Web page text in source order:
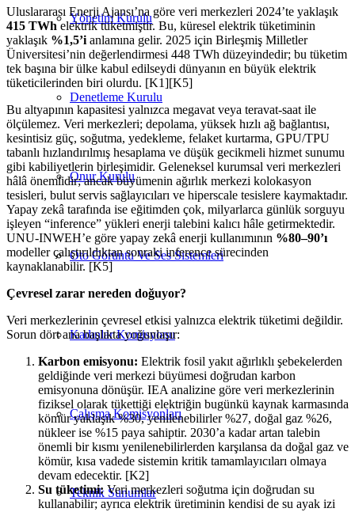
Yönetim Kurulu
Denetleme Kurulu
Onur Kurulu
Oto Görüntü Ve Ses Sistemleri
Kadınlar Komisyonu
Çalışma Komisyonları
Teknik Sunumlar
Uluslararası Enerji Ajansı’na göre veri merkezleri 2024’te yaklaşık
415 TWhelektrik tüketmiştir. Bu, küresel elektrik tüketiminin
yaklaşık %1,5’i anlamına gelir. 2025 için Birleşmiş Milletler
Üniversitesi’nin değerlendirmesi 448 TWh düzeyindedir; bu tüketim
tek başına bir ülke kabul edilseydi dünyanın en büyük elektrik
tüketicilerinden biri olurdu. [K1][K5]
Bu altyapının kapasitesi yalnızca megavat veya teravat-saat ile
ölçülemez. Veri merkezleri; depolama, yüksek hızlı ağ bağlantısı,
kesintisiz güç, soğutma, yedekleme, felaket kurtarma, GPU/TPU
tabanlı hızlandırılmış hesaplama ve düşük gecikmeli hizmet sunumu
gibi kabiliyetlerin birleşimidir. Geleneksel kurumsal veri merkezleri
hâlâ önemlidir; ancak büyümenin ağırlık merkezi kolokasyon
tesisleri, bulut servis sağlayıcıları ve hiperscale tesislere kaymaktadır.
Yapay zekâ tarafında ise eğitimden çok, milyarlarca günlük sorguyu
işleyen “inference” yükleri enerji talebini kalıcı hâle getirmektedir.
UNU-INWEH’e göre yapay zekâ enerji kullanımının %80–90’ı
modeller çalıştırıldıktan sonraki inference sürecinden
kaynaklanabilir. [K5]
Çevresel zarar nereden doğuyor?
Veri merkezlerinin çevresel etkisi yalnızca elektrik tüketimi değildir.
Sorun dört ana başlıkta yoğunlaşır:
Karbon emisyonu: Elektrik fosil yakıt ağırlıklı şebekelerden
geldiğinde veri merkezi büyümesi doğrudan karbon
emisyonuna dönüşür. IEA analizine göre veri merkezlerinin
fiziksel olarak tükettiği elektriğin bugünkü kaynak karmasında
kömür yaklaşık %30, yenilenebilirler %27, doğal gaz %26,
nükleer ise %15 paya sahiptir. 2030’a kadar artan talebin
önemli bir kısmı yenilenebilirlerden karşılansa da doğal gaz ve
kömür, kısa vadede sistemin kritik tamamlayıcıları olmaya
devam edecektir. [K2]
Su tüketimi:Veri merkezleri soğutma için doğrudan su
kullanabilir; ayrıca elektrik üretiminin kendisi de su ayak izi